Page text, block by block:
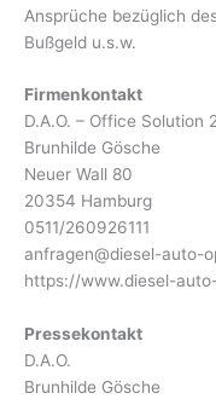
Ansprüche bezüglich
Bußgeld u.s.w.
Firmenkontakt
D.A.O. – Office Solution
Brunhilde Gösche
Neuer Wall 80
20354 Hamburg
0511/260926111
anfragen@diesel-auto-
https://www.diesel-
Pressekontakt
D.A.O.
Brunhilde Gösche